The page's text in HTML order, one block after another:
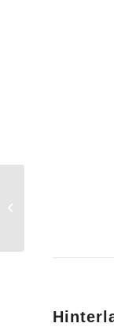
Preisschafkopf